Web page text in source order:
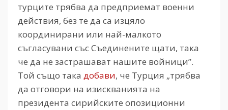
турците трябва да предприемат военни
действия, без те да са изцяло
координирани или най-малкото
съгласувани със Съединените щати, така
че да не застрашават нашите войници”.
Той също така добави, че Турция „трябва
да отговори на изискванията на
президента сирийските опозиционни